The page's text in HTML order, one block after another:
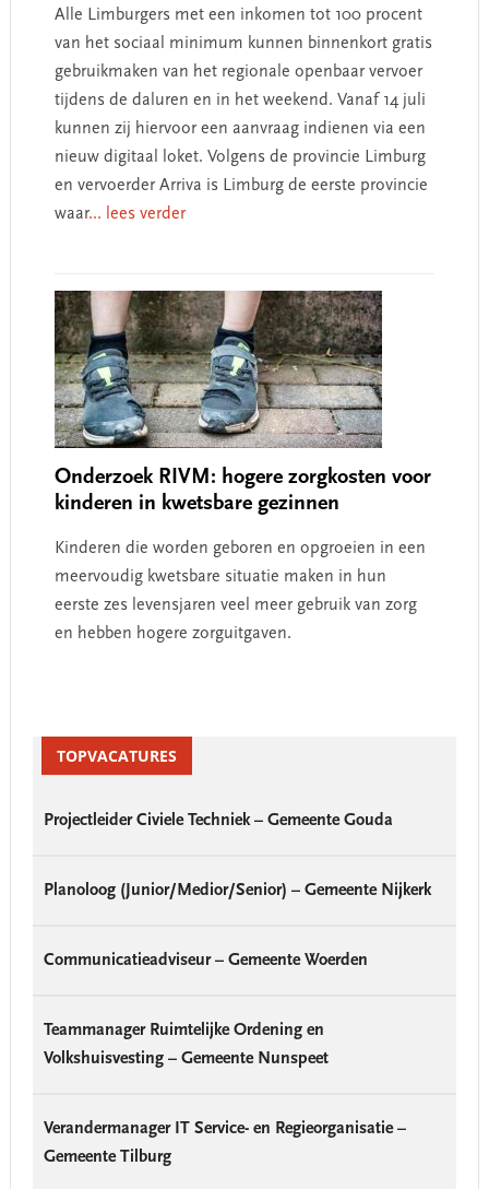
Alle Limburgers met een inkomen tot 100 procent
van het sociaal minimum kunnen binnenkort gratis
gebruikmaken van het regionale openbaar vervoer
tijdens de daluren en in het weekend. Vanaf 14 juli
kunnen zij hiervoor een aanvraag indienen via een
nieuw digitaal loket. Volgens de provincie Limburg
en vervoerder Arriva is Limburg de eerste provincie
waar... lees verder
Onderzoek RIVM: hogere zorgkosten voor
kinderen in kwetsbare gezinnen
Kinderen die worden geboren en opgroeien in een
meervoudig kwetsbare situatie maken in hun
eerste zes levensjaren veel meer gebruik van zorg
en hebben hogere zorguitgaven.
SidebarTOPVACATURES
Projectleider Civiele Techniek – Gemeente Gouda
Planoloog (Junior/Medior/Senior) – Gemeente Nijkerk
Communicatieadviseur – Gemeente Woerden
Teammanager Ruimtelijke Ordening en
Volkshuisvesting – Gemeente Nunspeet
Verandermanager IT Service- en Regieorganisatie –
Gemeente Tilburg